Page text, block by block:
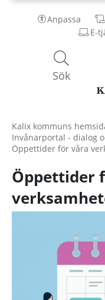
Anpassa
E-
Sök
Kalix kommuns
Invånarportal - dialog
Öppettider för våra
Öppettider